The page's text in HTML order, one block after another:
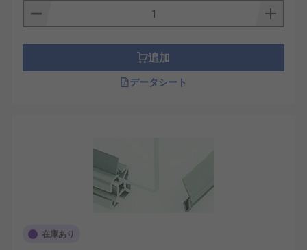
追加
データシート
在庫あり